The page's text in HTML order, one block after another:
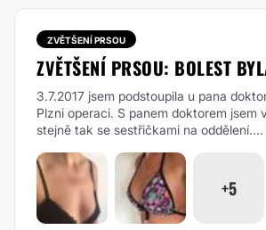
ZVĚTŠENÍ PRSOU
ZVĚTŠENÍ PRSOU: BOLEST
3.7.2017 jsem podstoupila u pana
Plzni operaci. S panem doktorem jsem
stejně tak se sestřičkami na oddělení....
+5